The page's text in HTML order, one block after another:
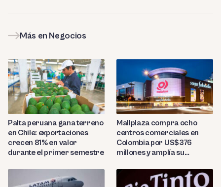
Más en Negocios
Palta peruana gana terreno
en Chile: exportaciones
crecen 81% en valor
durante el primer semestre
Mallplaza compra ocho
centros comerciales en
Colombia por US$376
millones y amplía su